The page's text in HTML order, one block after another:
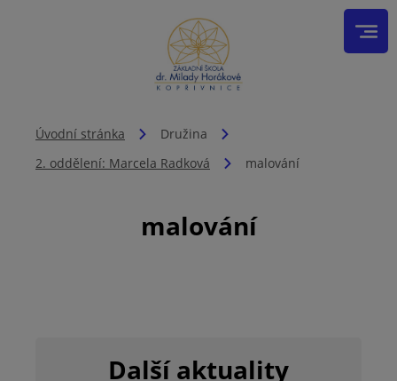
Úvodní stránka
Družina
2. oddělení: Marcela Radková
malování
malování
Další aktuality